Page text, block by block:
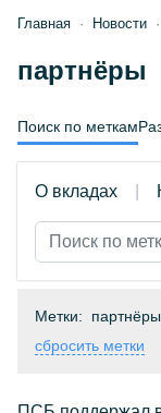
Главная Новости
партнёры
Поиск по меткам
О вкладах
Метки:
партнёры
сбросить метки